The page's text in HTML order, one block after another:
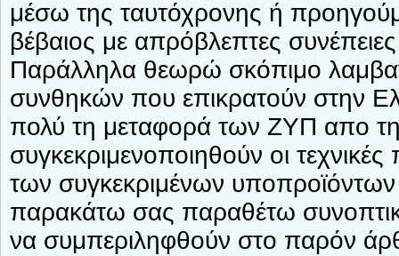
μέσω της ταυτόχρονης ή
βέβαιος με απρόβλεπτες
Παράλληλα θεωρώ σκόπιμο
συνθηκών που επικρατούν στην
πολύ τη μεταφορά των ΖΥΠ απο
συγκεκριμενοποιηθούν οι
των συγκεκριμένων υποπροϊόντων
παρακάτω σας παραθέτω
να συμπεριληφθούν στο παρόν